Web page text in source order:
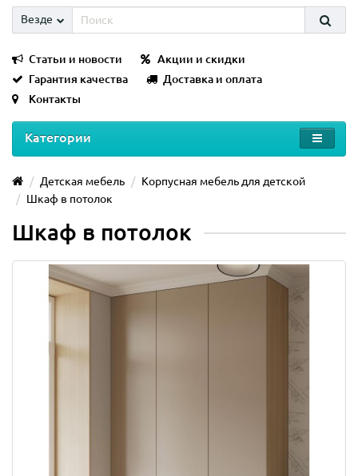
Везде
Статьи и новости
Акции и скидки
Гарантия качества
Доставка и оплата
Контакты
Категории
Детская мебель
Корпусная мебель для детской
Шкаф в потолок
Шкаф в потолок